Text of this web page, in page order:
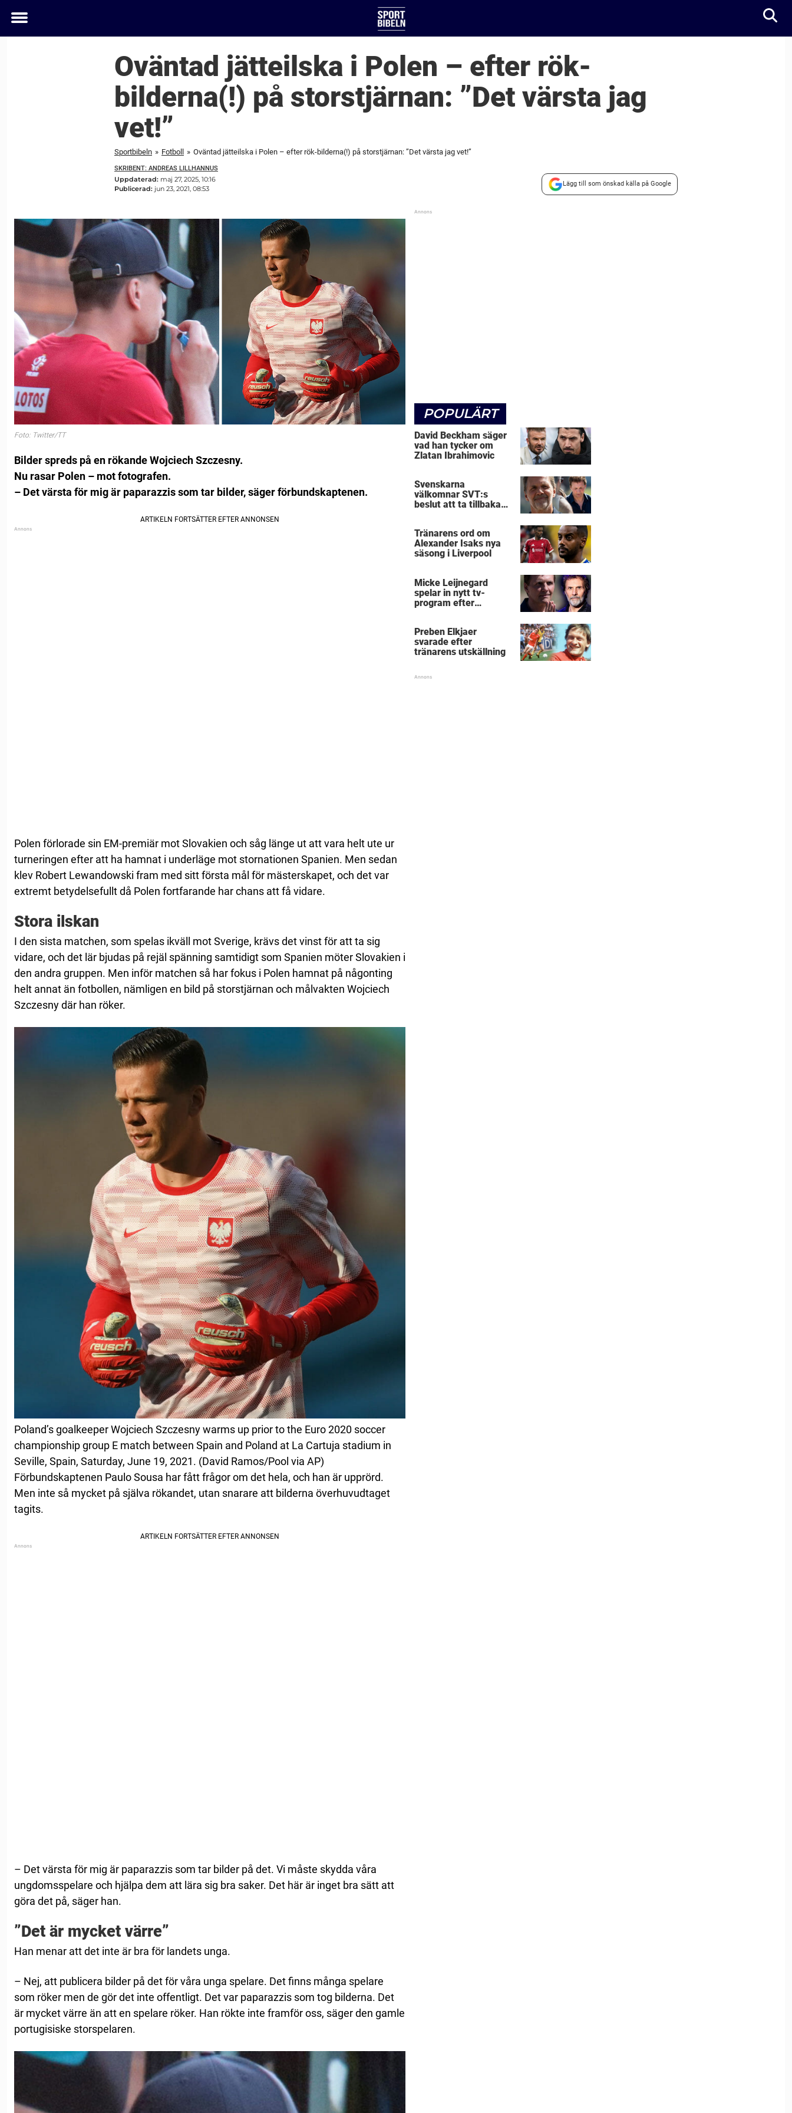
Toggle
Oväntad jätteilska i Polen – efter rök-
bilderna(!) på storstjärnan: ”Det värsta jag
vet!”
Sportbibeln » Fotboll » Oväntad jätteilska i Polen – efter rök-bilderna(!) på storstjärnan: ”Det värsta jag vet!”
SKRIBENT: ANDREAS LILLHANNUS
Uppdaterad: maj 27, 2025, 10:16
Publicerad: jun 23, 2021, 08:53
Lägg till som önskad källa på Google
Foto: Twitter/TT
Bilder spreds på en rökande Wojciech Szczesny.
Nu rasar Polen – mot fotografen.
– Det värsta för mig är paparazzis som tar bilder, säger förbundskaptenen.
Polen förlorade sin EM-premiär mot Slovakien och såg länge ut att vara helt ute ur
turneringen efter att ha hamnat i underläge mot stornationen Spanien. Men sedan
klev Robert Lewandowski fram med sitt första mål för mästerskapet, och det var
extremt betydelsefullt då Polen fortfarande har chans att få vidare.
Stora ilskan
I den sista matchen, som spelas ikväll mot Sverige, krävs det vinst för att ta sig
vidare, och det lär bjudas på rejäl spänning samtidigt som Spanien möter Slovakien i
den andra gruppen. Men inför matchen så har fokus i Polen hamnat på någonting
helt annat än fotbollen, nämligen en bild på storstjärnan och målvakten Wojciech
Szczesny där han röker.
Poland’s goalkeeper Wojciech Szczesny warms up prior to the Euro 2020 soccer
championship group E match between Spain and Poland at La Cartuja stadium in
Seville, Spain, Saturday, June 19, 2021. (David Ramos/Pool via AP)
Förbundskaptenen Paulo Sousa har fått frågor om det hela, och han är upprörd.
Men inte så mycket på själva rökandet, utan snarare att bilderna överhuvudtaget
tagits.
– Det värsta för mig är paparazzis som tar bilder på det. Vi måste skydda våra
ungdomsspelare och hjälpa dem att lära sig bra saker. Det här är inget bra sätt att
göra det på, säger han.
”Det är mycket värre”
Han menar att det inte är bra för landets unga.
– Nej, att publicera bilder på det för våra unga spelare. Det finns många spelare
som röker men de gör det inte offentligt. Det var paparazzis som tog bilderna. Det
är mycket värre än att en spelare röker. Han rökte inte framför oss, säger den gamle
portugisiske storspelaren.
POPULÄRT
David Beckham säger
vad han tycker om
Zlatan Ibrahimovic
Svenskarna
välkomnar SVT:s
beslut att ta tillbaka
Tränarens ord om
Alexander Isaks nya
säsong i Liverpool
Micke Leijnegard
spelar in nytt tv-
program efter
Preben Elkjaer
svarade efter
tränarens utskällning